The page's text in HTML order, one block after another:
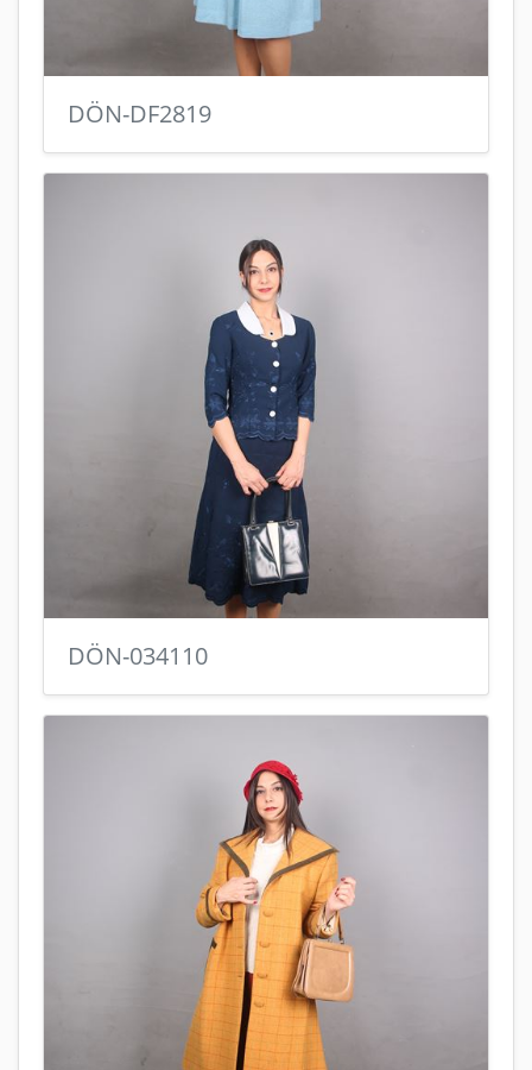
DÖN-DF2819
DÖN-034110